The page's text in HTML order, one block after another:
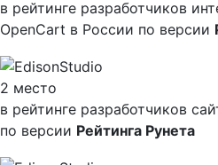
в рейтинге разработчиков
OpenCart в России по версии
2 место
в рейтинге разработчиков
по версии Рейтинга Рунета